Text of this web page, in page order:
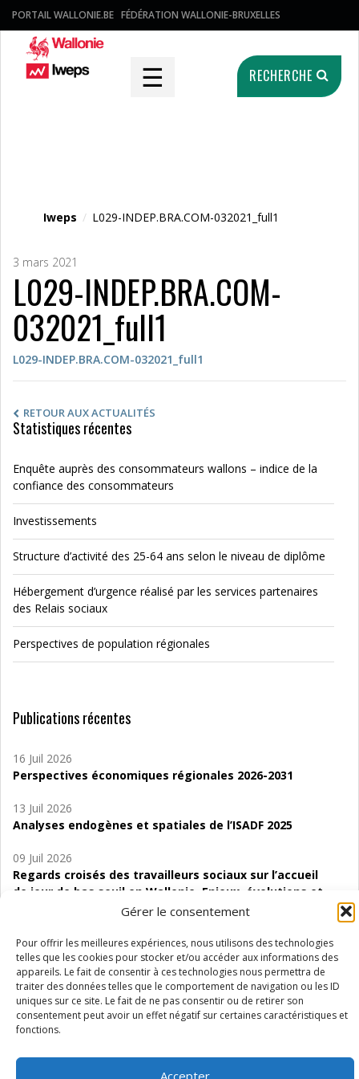
Gérer le consentement
Pour offrir les meilleures expériences, nous utilisons des technologies
telles que les cookies pour stocker et/ou accéder aux informations des
appareils. Le fait de consentir à ces technologies nous permettra de
traiter des données telles que le comportement de navigation ou les ID
uniques sur ce site. Le fait de ne pas consentir ou de retirer son
consentement peut avoir un effet négatif sur certaines caractéristiques et
fonctions.
Accepter
PORTAIL WALLONIE.BE FÉDÉRATION WALLONIE-BRUXELLES
☰ RECHERCHE
Iweps / L029-INDEP.BRA.COM-032021_full1
3 mars 2021
L029-INDEP.BRA.COM-
032021_full1
L029-INDEP.BRA.COM-032021_full1
RETOUR AUX ACTUALITÉS
Statistiques récentes
Enquête auprès des consommateurs wallons – indice de la
confiance des consommateurs
Investissements
Structure d’activité des 25-64 ans selon le niveau de diplôme
Hébergement d’urgence réalisé par les services partenaires
des Relais sociaux
Perspectives de population régionales
Publications récentes
16 Juil 2026
Perspectives économiques régionales 2026-2031
13 Juil 2026
Analyses endogènes et spatiales de l’ISADF 2025
09 Juil 2026
Regards croisés des travailleurs sociaux sur l’accueil
de jour de bas seuil en Wallonie. Enjeux, évolutions et
06 Juil 2026
Étude d’évaluabilité des Structures
d’accompagnement à l’autocréation d’emploi (SAACE)
01 Juil 2026
Pénurie du personnel infirmier :quels indicateurs
Wallonie ?